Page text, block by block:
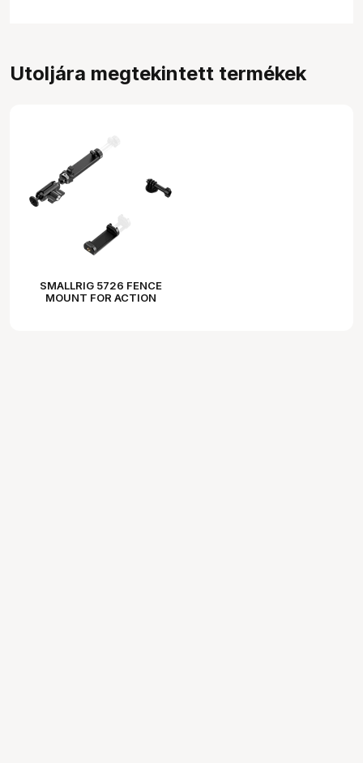
Utoljára megtekintett termékek
SMALLRIG 5726 FENCE
MOUNT FOR ACTION